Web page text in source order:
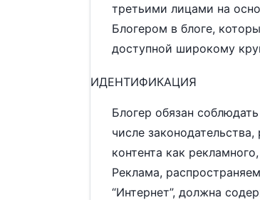
третьими лицами на
Блогером в блоге,
доступной широкому
ИДЕНТИФИКАЦИЯ
Блогер обязан
числе
контента как
Реклама,
“Интернет”, должна